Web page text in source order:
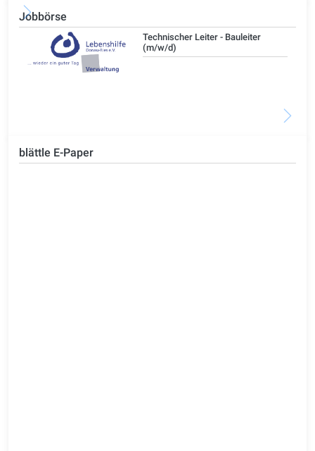
Jobbörse
Technischer Leiter - Bauleiter
(m/w/d)
blättle E-Paper